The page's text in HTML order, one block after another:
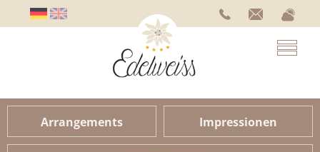
Arrangements Impressionen